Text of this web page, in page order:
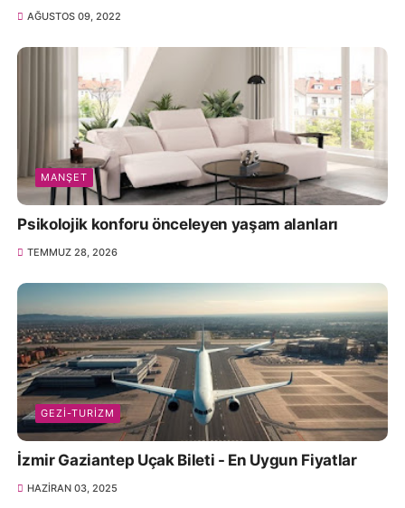
AĞUSTOS 09, 2022
MANŞET
Psikolojik konforu önceleyen yaşam alanları
TEMMUZ 28, 2026
GEZI-TURIZM
İzmir Gaziantep Uçak Bileti - En Uygun Fiyatlar
HAZIRAN 03, 2025